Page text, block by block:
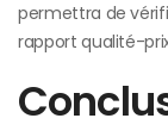
permettra de
rapport qualité-